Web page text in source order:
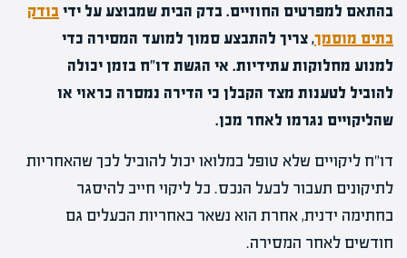
בהתאם למפרטים החוזיים. בדק הבית שמבוצע על ידי בודק
בתים מוסמך, צריך להתבצע סמוך למועד המסירה כדי
למנוע מחלוקות עתידיות. אי הגשת דו"ח בזמן יכולה
להוביל לטענות מצד הקבלן כי הדירה נמסרה כראוי או
שהליקויים נגרמו לאחר מכן.
דו"ח ליקויים שלא טופל במלואו יכול להוביל לכך שהאחריות
לתיקונים תעבור לבעל הנכס. כל ליקוי חייב להיסגר
בחתימה ידנית, אחרת הוא נשאר באחריות הבעלים גם
חודשים לאחר המסירה.